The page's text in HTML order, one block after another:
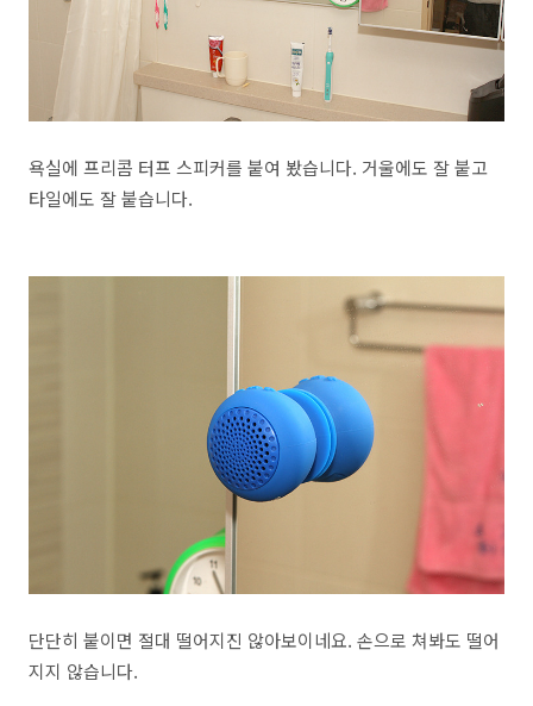
욕실에 프리콤 터프 스피커를 붙여 봤습니다. 거울에도 잘 붙고
타일에도 잘 붙습니다.
단단히 붙이면 절대 떨어지진 않아보이네요. 손으로 쳐봐도 떨어
지지 않습니다.